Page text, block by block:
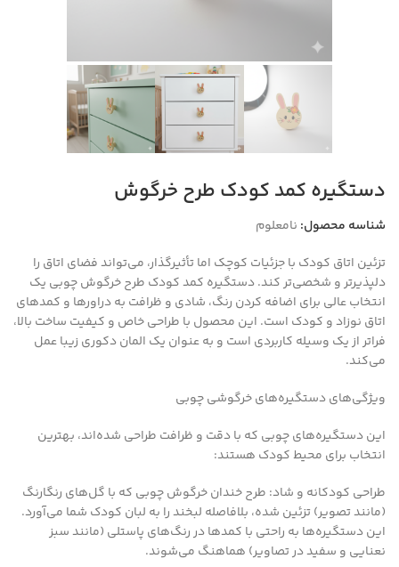
دستگیره کمد کودک طرح خرگوش
شناسه محصول: نامعلوم
تزئین اتاق کودک با جزئیات کوچک اما تأثیرگذار، می‌تواند فضای اتاق را
دلپذیرتر و شخصی‌تر کند. دستگیره کمد کودک طرح خرگوش چوبی یک
انتخاب عالی برای اضافه کردن رنگ، شادی و ظرافت به دراورها و کمدهای
اتاق نوزاد و کودک است. این محصول با طراحی خاص و کیفیت ساخت بالا،
فراتر از یک وسیله کاربردی است و به عنوان یک المان دکوری زیبا عمل
می‌کند.
ویژگی‌های دستگیره‌های خرگوشی چوبی
این دستگیره‌های چوبی که با دقت و ظرافت طراحی شده‌اند، بهترین
انتخاب برای محیط کودک هستند:
طراحی کودکانه و شاد: طرح خندان خرگوش چوبی که با گل‌های رنگارنگ
(مانند تصویر) تزئین شده، بلافاصله لبخند را به لبان کودک شما می‌آورد.
این دستگیره‌ها به راحتی با کمدها در رنگ‌های پاستلی (مانند سبز
نعنایی و سفید در تصاویر) هماهنگ می‌شوند.